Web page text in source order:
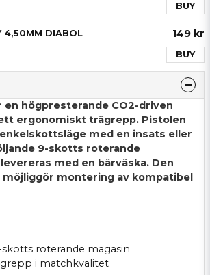
BUY
4,50MM DIABOL 149 kr
BUY
en högpresterande CO2-driven
ergonomiskt trägrepp. Pistolen
med en insats eller
9-skotts roterande
med en bärväska. Den
montering av kompatibel
roterande magasin
i matchkvalitet